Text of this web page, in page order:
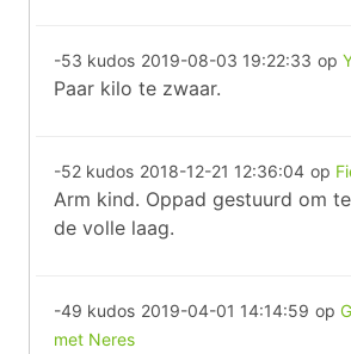
-53 kudos 2019-08-03 19:22:33 op
Paar kilo te zwaar.
-52 kudos 2018-12-21 12:36:04 op
Arm kind. Oppad gestuurd om
de volle laag.
-49 kudos 2019-04-01 14:14:59 op
met Neres